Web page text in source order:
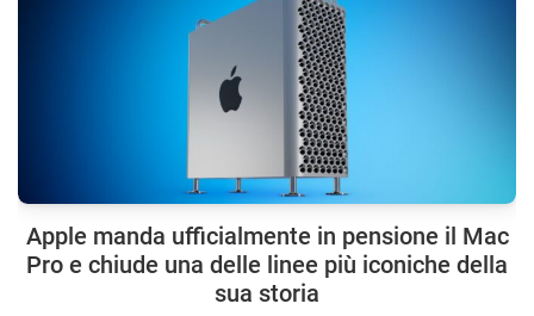
Apple manda ufficialmente in pensione il Mac
Pro e chiude una delle linee più iconiche della
sua storia